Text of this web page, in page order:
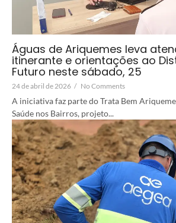
Águas de Ariquemes leva
itinerante e orientações ao
Futuro neste sábado, 25
24 de abril de 2026 / No Comments
A iniciativa faz parte do Trata Bem
Saúde nos Bairros, projeto...